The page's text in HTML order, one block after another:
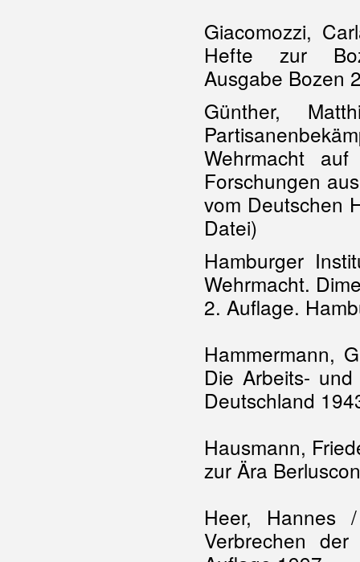
Giacomozzi,
Hefte zur
Ausgabe Bozen
Günther,
Wehrmacht
Forschungen
vom Deutschen
Datei)
Hamburger
Wehrmacht.
2. Auflage.
Hammermann,
Die Arbeits-
Deutschland
Hausmann,
zur Ära
Heer, Hannes
Verbrechen